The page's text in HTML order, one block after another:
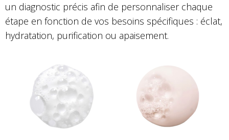
un diagnostic précis afin de personnaliser chaque
étape en fonction de vos besoins spécifiques : éclat,
hydratation, purification ou apaisement.